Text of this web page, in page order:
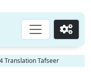
Go
Translation Tafseer